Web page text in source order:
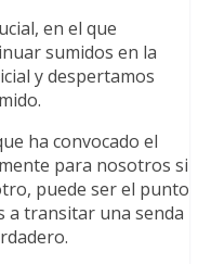
en el que
sumidos en la
y despertamos
ha convocado el
para nosotros si
puede ser el punto
a transitar una senda